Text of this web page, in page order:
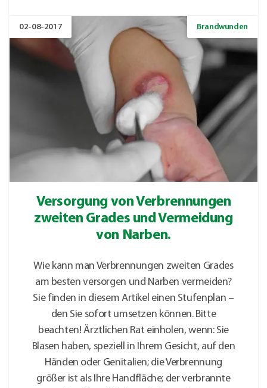
02-08-2017 Brandwunden
Versorgung von Verbrennungen
zweiten Grades und Vermeidung
von Narben.
Wie kann man Verbrennungen zweiten Grades
am besten versorgen und Narben vermeiden?
Sie finden in diesem Artikel einen Stufenplan –
den Sie sofort umsetzen können. Bitte
beachten! Ärztlichen Rat einholen, wenn: Sie
Blasen haben, speziell in Ihrem Gesicht, auf den
Händen oder Genitalien; die Verbrennung
größer ist als Ihre Handfläche; der verbrannte